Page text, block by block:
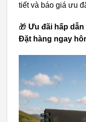
tiết và báo giá ưu
🎁 Ưu đãi hấp
Đặt hàng ngay